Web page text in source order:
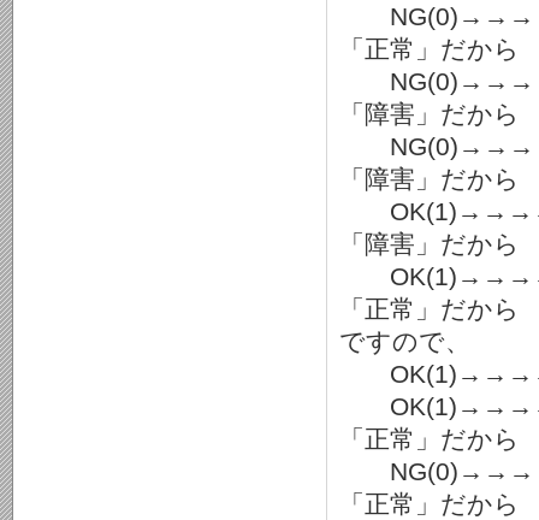
NG(0)→→→→→
「正常」だから
NG(0)→→→→→
「障害」だから
NG(0)→→→→→
「障害」だから
OK(1)→→→→→
「障害」だから
OK(1)→→→→→
「正常」だから
ですので、
OK(1)→→→→→
「正常」だから
NG(0)→→→→→
「正常」だから